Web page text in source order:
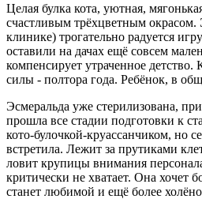
Целая булка кота, уютная,
счастливым трёхцветным окрасом.
клинике) трогательно радуется
оставили на дачах ещё совсем
компенсирует утраченное
силы - полтора года. Ребёнок, в
Эсмеральда уже стерилизована,
прошла все стадии подготовки к
кото-булочкой-круассанчиком, но
встретила. Лежит за прутиками
ловит крупицы внимания
критически не хватает. Она хочет
станет любимой и ещё более